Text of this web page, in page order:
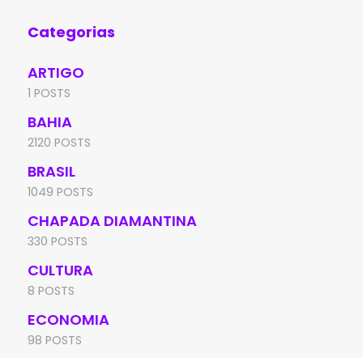
Categorias
ARTIGO
1 POSTS
BAHIA
2120 POSTS
BRASIL
1049 POSTS
CHAPADA DIAMANTINA
330 POSTS
CULTURA
8 POSTS
ECONOMIA
98 POSTS